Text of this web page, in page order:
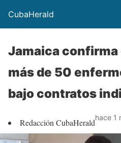
CubaHerald
Jamaica confirma
más de 50
bajo contratos
Redacción CubaHeraldhace 1